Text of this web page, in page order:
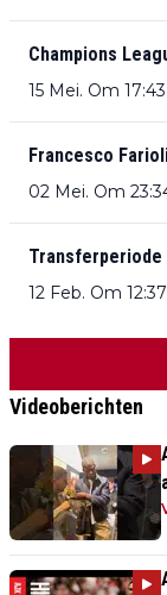
Champions
15 Mei. Om 17:43
Francesco
02 Mei. Om
Transferperiode
12 Feb. Om 12:37
Videoberichten